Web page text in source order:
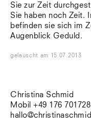
Sie zur Zeit
Sie haben noch Zeit.
befinden sie sich im
Augenblick Geduld.
gelauscht am 15.07.2013
Christina Schmid
Mobil +49 176